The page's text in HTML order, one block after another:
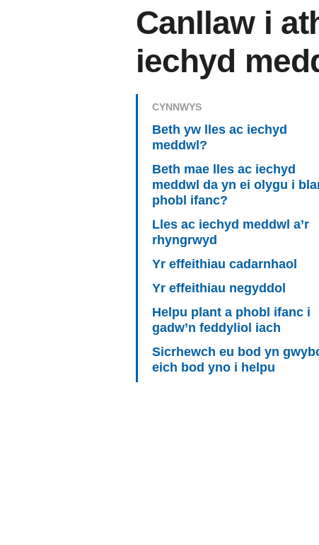
Canllaw i
iechyd
CYNNWYS
Beth yw lles ac iechyd
meddwl?
Beth mae lles ac iechyd
meddwl da yn ei olygu i
phobl ifanc?
Lles ac iechyd meddwl a’r
rhyngrwyd
Yr effeithiau cadarnhaol
Yr effeithiau negyddol
Helpu plant a phobl ifanc i
gadw’n feddyliol iach
Sicrhewch eu bod yn
eich bod yno i helpu